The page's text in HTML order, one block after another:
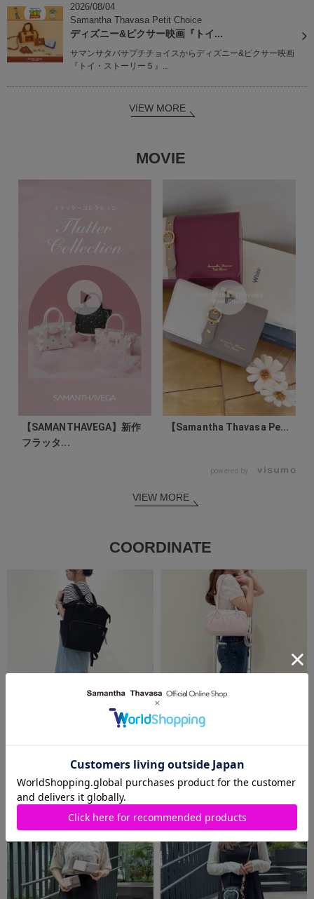
2026/08/04
Samantha Thavasa Petit Choice
ディズニー&ピクサー映画『トイ...
サマンサタバサプチチョイスからディズニー&ピクサー映画
『トイ・ストーリー５』...
VIEW MORE
MOVIE
【SAMANTHAVEGA】新作
フラッタ...
【Samantha Thavasa Pe...
powered by
VIEW MORE
COORDINATE
2026.08.08
Samantha Thavasa
2026.08.07